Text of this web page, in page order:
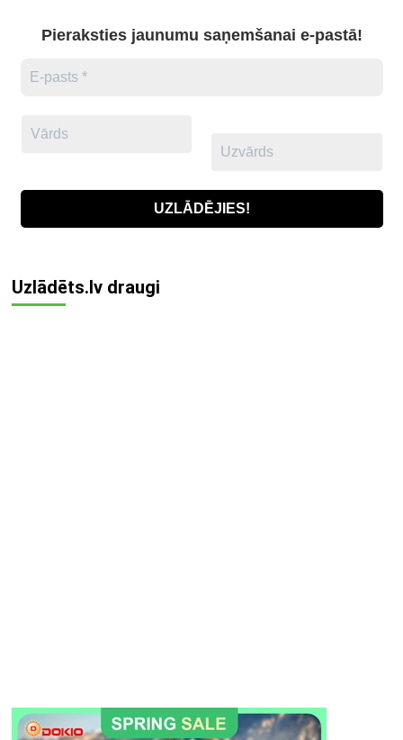
Pieraksties jaunumu saņemšanai e-pastā!
Uzlādēts.lv draugi